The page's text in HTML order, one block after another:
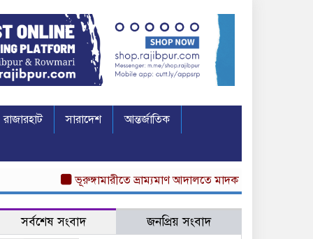
রাজারহাট সারাদেশ
আন্তর্জাতিক
ভূরুঙ্গামারীতে ভ্রাম্যমাণ আদালতে মাদকসেবীর এক মাসের
সর্বশেষ সংবাদ জনপ্রিয় সংবাদ